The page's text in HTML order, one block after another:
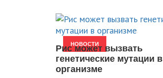
НОВОСТИ
Рис может вызвать
генетические мутации в
организме